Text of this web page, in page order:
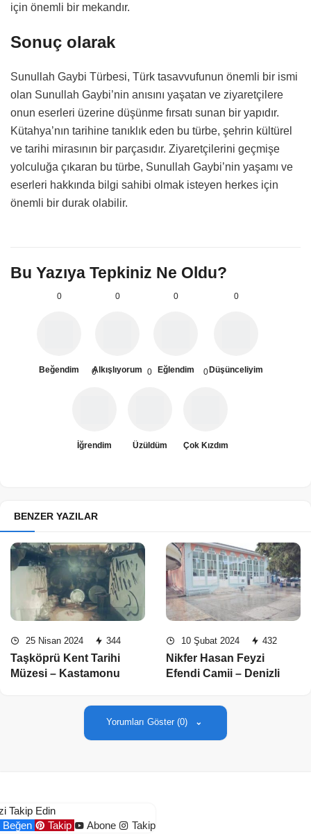
için önemli bir mekandır.
Sonuç olarak
Sunullah Gaybi Türbesi, Türk tasavvufunun önemli bir ismi
olan Sunullah Gaybi’nin anısını yaşatan ve ziyaretçilere
onun eserleri üzerine düşünme fırsatı sunan bir yapıdır.
Kütahya’nın tarihine tanıklık eden bu türbe, şehrin kültürel
ve tarihi mirasının bir parçasıdır. Ziyaretçilerini geçmişe
yolculuğa çıkaran bu türbe, Sunullah Gaybi’nin yaşamı ve
eserleri hakkında bilgi sahibi olmak isteyen herkes için
önemli bir durak olabilir.
Bu Yazıya Tepkiniz Ne Oldu?
0
Beğendim
0
Alkışlıyorum
0
Eğlendim
0
Düşünceliyim
0
İğrendim
0
Üzüldüm
0
Çok Kızdım
BENZER YAZILAR
25 Nisan 2024 344
Taşköprü Kent Tarihi
Müzesi – Kastamonu
10 Şubat 2024 432
Nikfer Hasan Feyzi
Efendi Camii – Denizli
Yorumları Göster (0)
Takip Edin
Beğen
Takip Abone Takip